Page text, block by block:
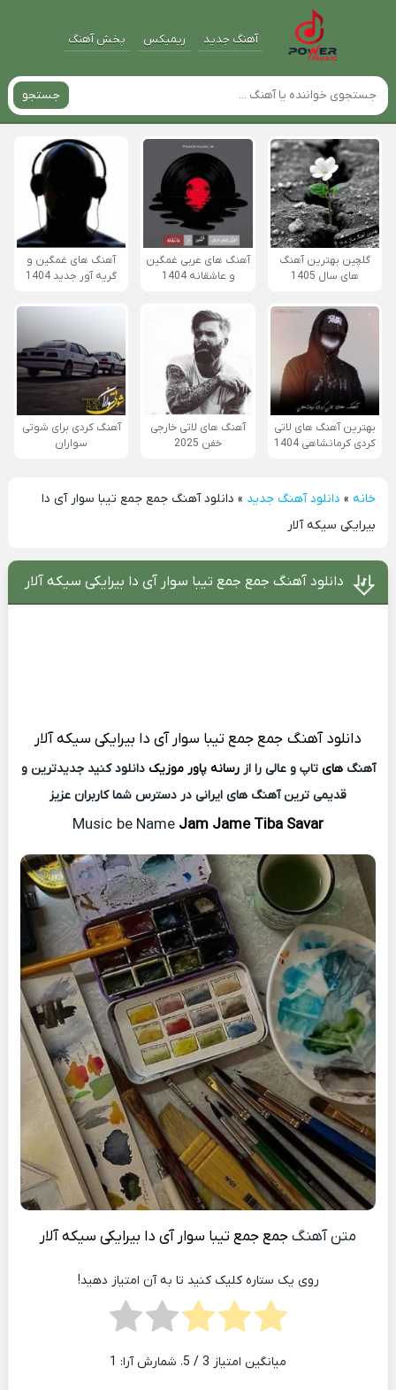
آهنگ جدید ریمیکس پخش آهنگ
جستجو
گلچین بهترین آهنگ
های سال 1405
آهنگ های عربی غمگین
و عاشقانه 1404
آهنگ های غمگین و
گریه آور جدید 1404
بهترین آهنگ های لاتی
کردی کرمانشاهی 1404
آهنگ های لاتی خارجی
خفن 2025
آهنگ کردی برای شوتی
سواران
خانه» دانلود آهنگ جدید » دانلود آهنگ جمع جمع تیبا سوار آی دا
بیرایکی سیکه آلار
دانلود آهنگ جمع جمع تیبا سوار آی دا بیرایکی سیکه آلار
دانلود آهنگ جمع جمع تیبا سوار آی دا بیرایکی سیکه آلار
آهنگهای تاپ و عالی را ازرسانه پاور موزیک دانلود کنید جدیدترین و
قدیمی ترین آهنگ های ایرانی در دسترس شما کاربران عزیز
Music be Name Jam Jame Tiba Savar
متن آهنگجمع جمع تیبا سوار آی دا بیرایکی سیکه آلار
روی یک ستاره کلیک کنید تا به آن امتیاز دهید!
میانگین امتیاز 3 / 5. شمارش آرا: 1